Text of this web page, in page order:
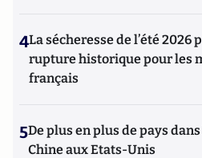
4La sécheresse de l’été
rupture historique pour les
français
5De plus en plus de pays
Chine aux Etats-Unis